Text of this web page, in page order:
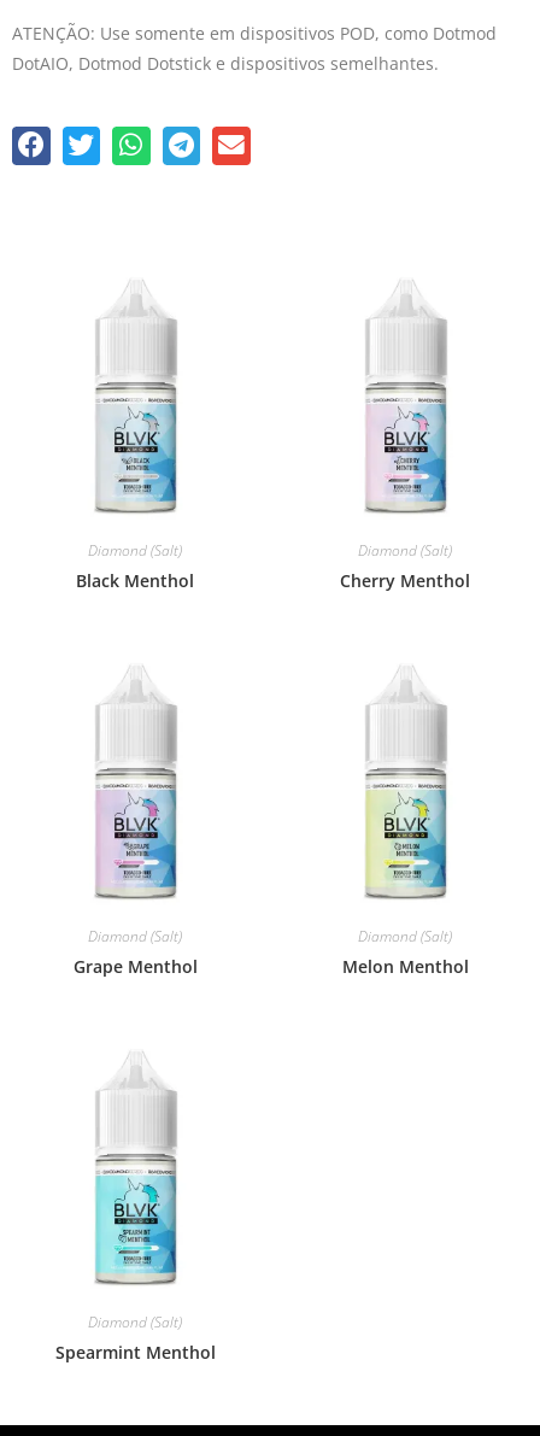
ATENÇÃO: Use somente em dispositivos POD, como Dotmod
DotAIO, Dotmod Dotstick e dispositivos semelhantes.
Diamond (Salt)
Black Menthol
Diamond (Salt)
Cherry Menthol
Diamond (Salt)
Grape Menthol
Diamond (Salt)
Melon Menthol
Diamond (Salt)
Spearmint Menthol